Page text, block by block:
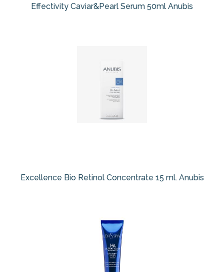
Effectivity Caviar&Pearl Serum 50ml Anubis
Excellence Bio Retinol Concentrate 15 ml. Anubis